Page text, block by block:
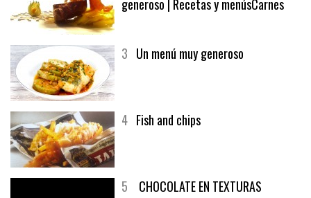
2El solomillo de buey y un vino